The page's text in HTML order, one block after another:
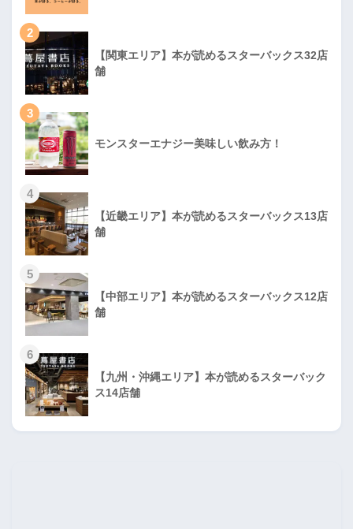
2
【関東エリア】本が読めるスターバックス32店
舗
3
モンスターエナジー美味しい飲み方！
4
【近畿エリア】本が読めるスターバックス13店
舗
5
【中部エリア】本が読めるスターバックス12店
舗
6
【九州・沖縄エリア】本が読めるスターバック
ス14店舗